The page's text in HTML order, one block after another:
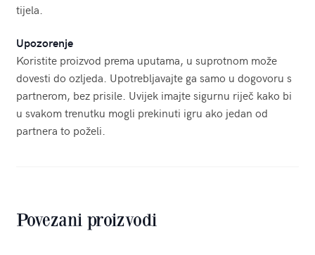
tijela.
Upozorenje
Koristite proizvod prema uputama, u suprotnom može
dovesti do ozljeda. Upotrebljavajte ga samo u dogovoru s
partnerom, bez prisile. Uvijek imajte sigurnu riječ kako bi
u svakom trenutku mogli prekinuti igru ako jedan od
partnera to poželi.
Povezani proizvodi